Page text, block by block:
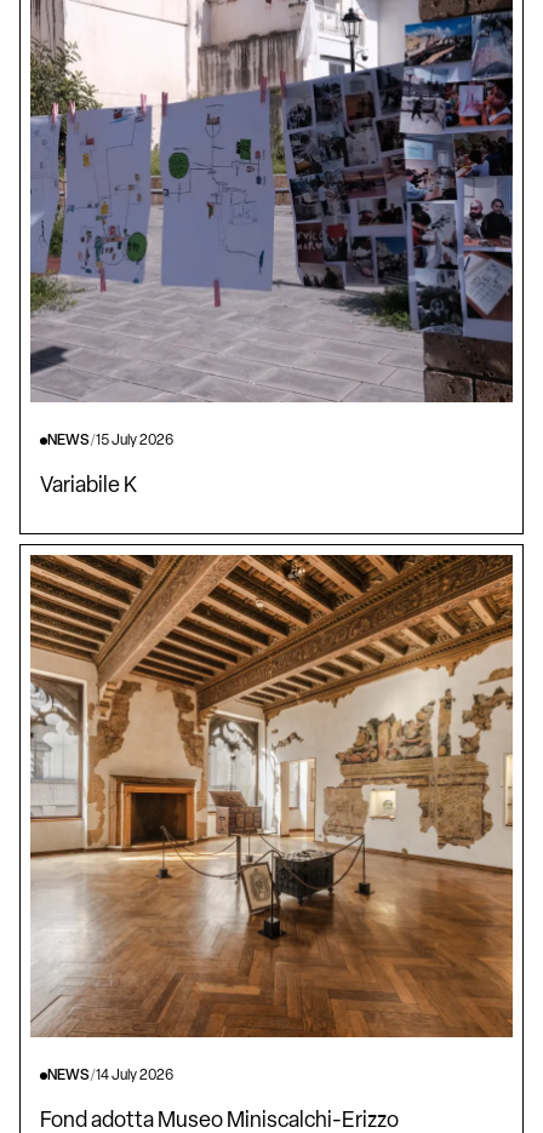
NEWS/15 July 2026
Variabile K
NEWS/14 July 2026
Fond adotta Museo Miniscalchi-Erizzo